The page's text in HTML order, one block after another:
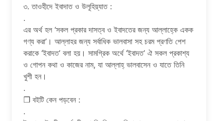
৩. তাওহীদে ইবাদাত ও উলূহিয়্যাত :
.
এর অর্থ হল ‘সকল প্রকার দাসত্ব ও ইবাদতের জন্য আল্লাহ্কে একক
গণ্য করা’। আল্লাহর জন্য সর্বাধিক ভালবাসা সহ চরম প্রণতি পেশ
করাকে ‘ইবাদত’ বলা হয়। সামগ্রিক অর্থে ‘ইবাদত’ ঐ সকল প্রকাশ্য
ও গোপন কথা ও কাজের নাম, যা আল্লাহ্ ভালবাসেন ও যাতে তিনি
খুশী হন।
.
❒ বইটি কেন পড়বেন :
.